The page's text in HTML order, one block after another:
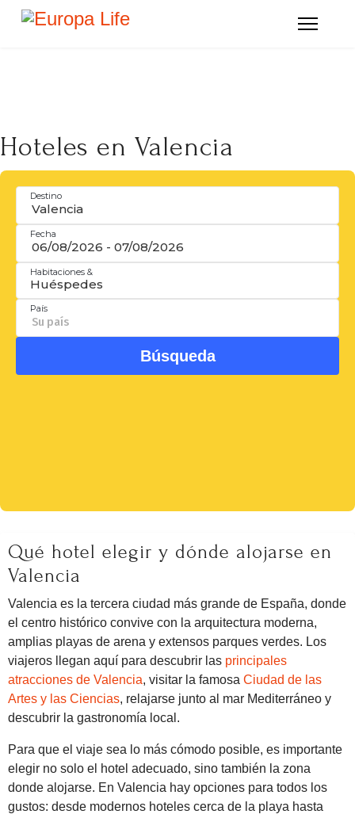
Hoteles en Valencia
Qué hotel elegir y dónde alojarse en
Valencia
Valencia es la tercera ciudad más grande de España, donde
el centro histórico convive con la arquitectura moderna,
amplias playas de arena y extensos parques verdes. Los
viajeros llegan aquí para descubrir las principales
atracciones de Valencia, visitar la famosa Ciudad de las
Artes y las Ciencias, relajarse junto al mar Mediterráneo y
descubrir la gastronomía local.
Para que el viaje sea lo más cómodo posible, es importante
elegir no solo el hotel adecuado, sino también la zona
donde alojarse. En Valencia hay opciones para todos los
gustos: desde modernos hoteles cerca de la playa hasta